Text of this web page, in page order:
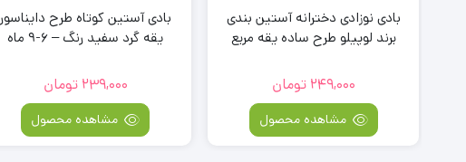
بادی نوزادی دخترانه آستین بندی
برند لوپیلو طرح ساده یقه مربع
249,000 تومان
مشاهده محصول
بادی آستین کوتاه طرح دایناسور
یقه گرد سفید رنگ – 6-9 ماه
239,000 تومان
مشاهده محصول